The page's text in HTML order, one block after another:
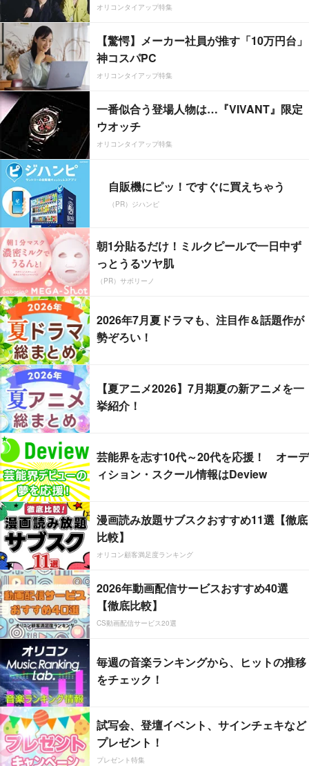
オリコンタイアップ特集
【驚愕】メーカー社員が推す「10万円台」
神コスパPC
オリコンタイアップ特集
一番似合う登場人物は…『VIVANT』限定
ウオッチ
オリコンタイアップ特集
自販機にピッ！ですぐに買えちゃう
（PR）ジハンピ
朝1分貼るだけ！ミルクピールで一日中ず
っとうるツヤ肌
（PR）サボリーノ
2026年7月夏ドラマも、注目作＆話題作が
勢ぞろい！
【夏アニメ2026】7月期夏の新アニメを一
挙紹介！
芸能界を志す10代～20代を応援！ オーデ
ィション・スクール情報はDeview
漫画読み放題サブスクおすすめ11選【徹底
比較】
オリコン顧客満足度ランキング
2026年動画配信サービスおすすめ40選
【徹底比較】
CS動画配信サービス20選
毎週の音楽ランキングから、ヒットの推移
をチェック！
試写会、登壇イベント、サインチェキなど
プレゼント！
プレゼント特集